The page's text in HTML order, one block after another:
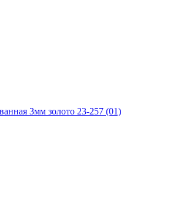
3мм золото 23-257 (01)